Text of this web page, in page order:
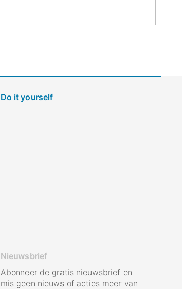
Do it yourself
Nieuwsbrief
Abonneer de gratis nieuwsbrief en
mis geen nieuws of acties meer van